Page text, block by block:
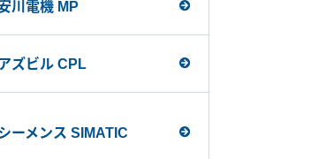
川電機 MP
ズビル CPL
ーメンス SIMATIC